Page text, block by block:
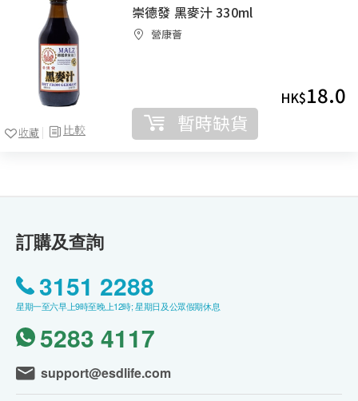
比較
收藏
崇德發 黑麥汁 330ml
營康薈
HK$18.0
暫時缺貨
訂購及查詢
3151 2288
星期一至六早上9時至晚上12時; 星期日及公眾假期休息
5283 4117
support@esdlife.com